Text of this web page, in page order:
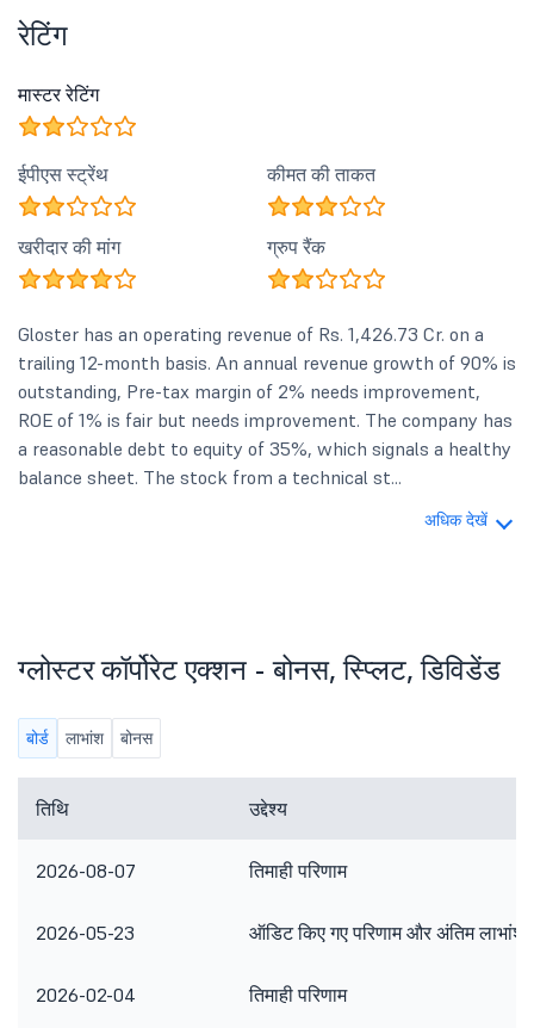
रेटिंग
मास्टर रेटिंग
ईपीएस स्ट्रेंथ कीमत की ताकत
खरीदार की मांग ग्रुप रैंक
Gloster has an operating revenue of Rs. 1,426.73 Cr. on a
trailing 12-month basis. An annual revenue growth of 90% is
outstanding, Pre-tax margin of 2% needs improvement,
ROE of 1% is fair but needs improvement. The company has
a reasonable debt to equity of 35%, which signals a healthy
balance sheet. The stock from a technical st...
अधिक देखें
ग्लोस्टर कॉर्पोरेट एक्शन - बोनस, स्प्लिट, डिविडेंड
बोर्ड लाभांश बोनस
तिथि उद्देश्य
2026-08-07 तिमाही परिणाम
2026-05-23 ऑडिट किए गए परिणाम और अंतिम लाभांश
2026-02-04 तिमाही परिणाम